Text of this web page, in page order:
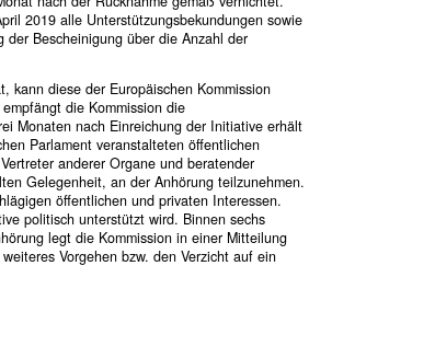
2019 alle Unterstützungsbekundungen sowie
Bescheinigung über die Anzahl der
kann diese der Europäischen Kommission
die Kommission die
Monaten nach Einreichung der Initiative erhält
Parlament veranstalteten öffentlichen
anderer Organe und beratender
Gelegenheit, an der Anhörung teilzunehmen.
öffentlichen und privaten Interessen.
politisch unterstützt wird. Binnen sechs
legt die Kommission in einer Mitteilung
Vorgehen bzw. den Verzicht auf ein